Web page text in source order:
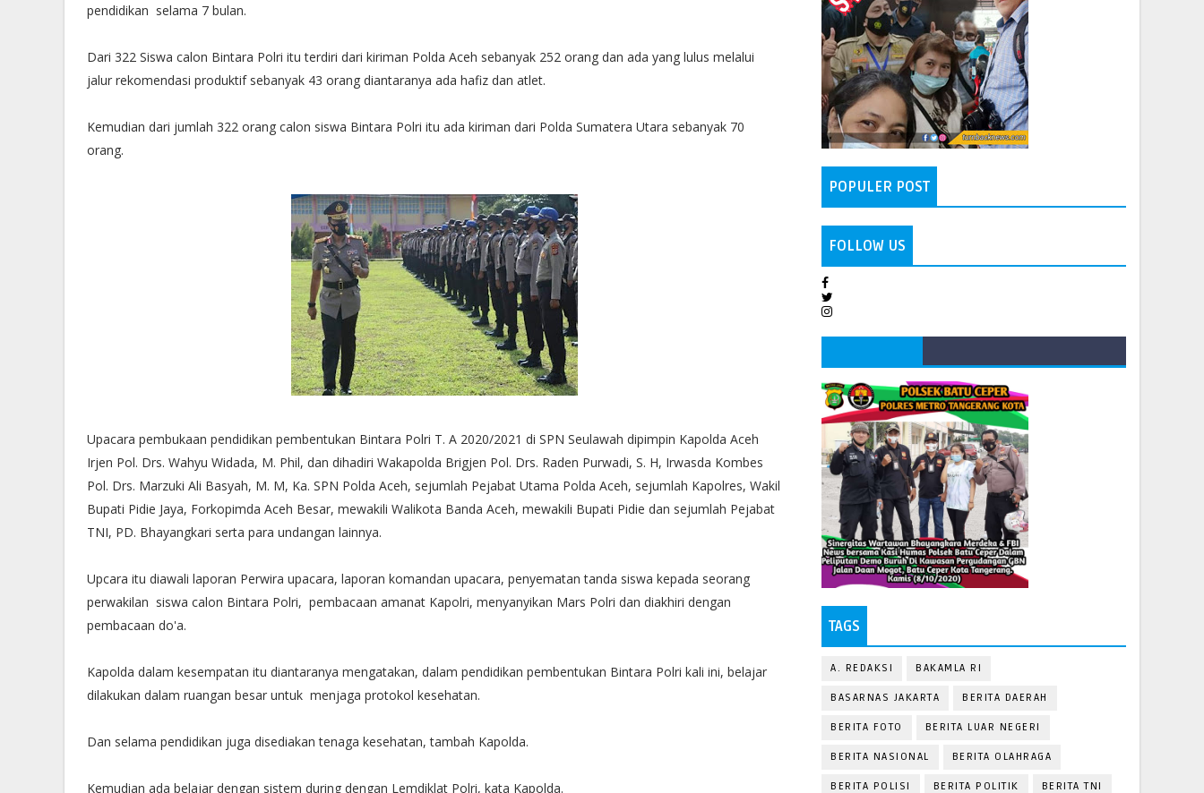
pendidikan selama 7 bulan.
Dari 322 Siswa calon Bintara Polri itu terdiri dari kiriman Polda Aceh sebanyak 252 orang dan ada yang lulus melalui
jalur rekomendasi produktif sebanyak 43 orang diantaranya ada hafiz dan atlet.
Kemudian dari jumlah 322 orang calon siswa Bintara Polri itu ada kiriman dari Polda Sumatera Utara sebanyak 70
orang.
Upacara pembukaan pendidikan pembentukan Bintara Polri T. A 2020/2021 di SPN Seulawah dipimpin Kapolda Aceh
Irjen Pol. Drs. Wahyu Widada, M. Phil, dan dihadiri Wakapolda Brigjen Pol. Drs. Raden Purwadi, S. H, Irwasda Kombes
Pol. Drs. Marzuki Ali Basyah, M. M, Ka. SPN Polda Aceh, sejumlah Pejabat Utama Polda Aceh, sejumlah Kapolres, Wakil
Bupati Pidie Jaya, Forkopimda Aceh Besar, mewakili Walikota Banda Aceh, mewakili Bupati Pidie dan sejumlah Pejabat
TNI, PD. Bhayangkari serta para undangan lainnya.
Upcara itu diawali laporan Perwira upacara, laporan komandan upacara, penyematan tanda siswa kepada seorang
perwakilan siswa calon Bintara Polri, pembacaan amanat Kapolri, menyanyikan Mars Polri dan diakhiri dengan
pembacaan do'a.
Kapolda dalam kesempatan itu diantaranya mengatakan, dalam pendidikan pembentukan Bintara Polri kali ini, belajar
dilakukan dalam ruangan besar untuk menjaga protokol kesehatan.
Dan selama pendidikan juga disediakan tenaga kesehatan, tambah Kapolda.
Kemudian ada belajar dengan sistem during dengan Lemdiklat Polri, kata Kapolda.
POPULER POST
FOLLOW US
TAGS
A. REDAKSI BAKAMLA RI
BASARNAS JAKARTA BERITA DAERAH
BERITA FOTO BERITA LUAR NEGERI
BERITA NASIONAL BERITA OLAHRAGA
BERITA POLISI BERITA POLITIK BERITA TNI